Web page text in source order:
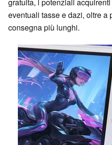
eventuali tasse e dazi, oltre a
consegna più lunghi.